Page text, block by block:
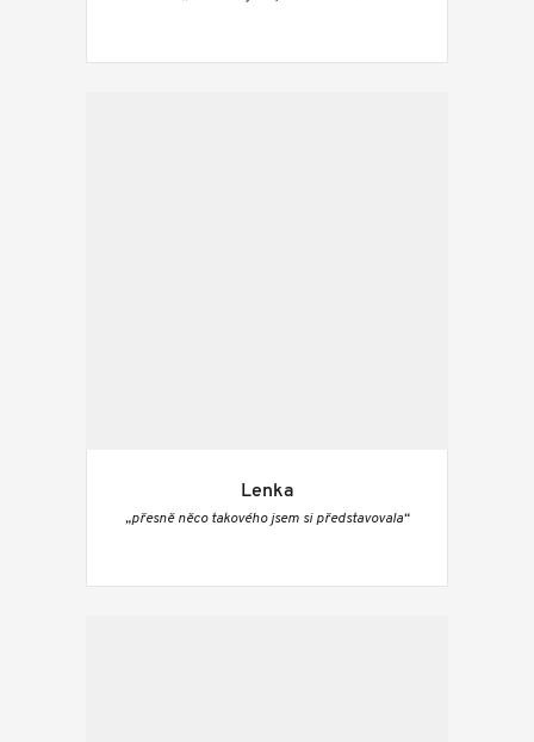
Lenka
„přesně něco takového jsem si představovala“